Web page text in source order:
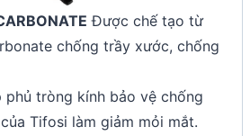
Được chế tạo từ
chống trầy xước, chống
phủ tròng kính bảo vệ chống
Tifosi làm giảm mỏi mắt.